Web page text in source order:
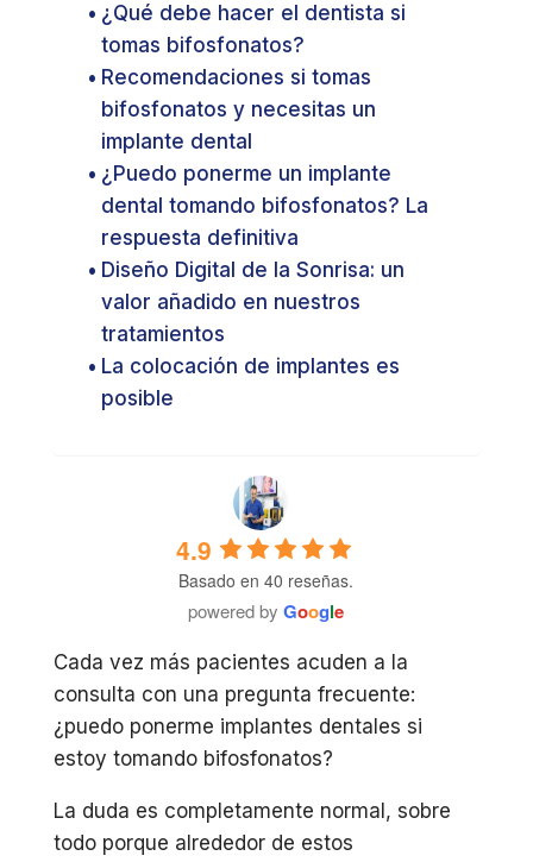
¿Qué debe hacer el dentista si
tomas bifosfonatos?
Recomendaciones si tomas
bifosfonatos y necesitas un
implante dental
¿Puedo ponerme un implante
dental tomando bifosfonatos? La
respuesta definitiva
Diseño Digital de la Sonrisa: un
valor añadido en nuestros
tratamientos
La colocación de implantes es
posible
4.9
Basado en 40 reseñas.
powered byGoogle
Cada vez más pacientes acuden a la
consulta con una pregunta frecuente:
¿puedo ponerme implantes dentales si
estoy tomando bifosfonatos?
La duda es completamente normal, sobre
todo porque alrededor de estos